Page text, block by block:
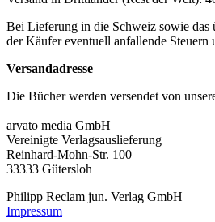
Bei Lieferung in die Schweiz sowie das
der Käufer eventuell anfallende Steuern
Versandadresse
Die Bücher werden versendet von
arvato media GmbH
Vereinigte Verlagsauslieferung
Reinhard-Mohn-Str. 100
33333 Gütersloh
Philipp Reclam jun. Verlag GmbH
Impressum